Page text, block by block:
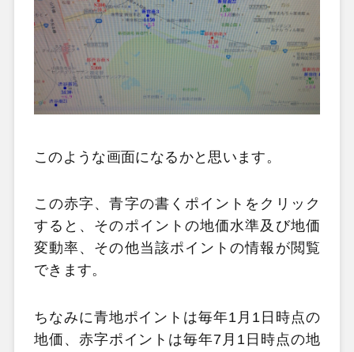
このような画面になるかと思います。
この赤字、青字の書くポイントをクリック
すると、そのポイントの地価水準及び地価
変動率、その他当該ポイントの情報が閲覧
できます。
ちなみに青地ポイントは毎年1月1日時点の
地価、赤字ポイントは毎年7月1日時点の地